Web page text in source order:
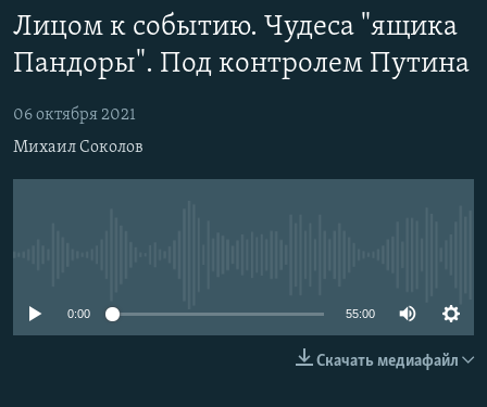
Вернутся
главной
Вернутся
поиску
МНЕНИЯ
КУЛЬТУРА
КАВКАЗ.РЕАЛИИ
СЕВЕР.РЕАЛИИ
Подписаться
Лицом к событию. Чудеса "ящика
Пандоры". Под контролем Путина
06 октября 2021
Михаил Соколов
0:00 55:00
Скачать медиафайл